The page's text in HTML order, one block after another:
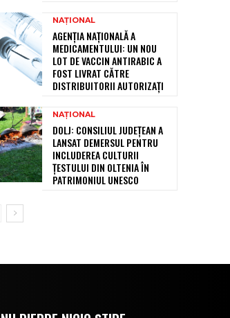
NAȚIONAL
AGENȚIA NAȚIONALĂ A
MEDICAMENTULUI: UN NOU
LOT DE VACCIN ANTIRABIC A
FOST LIVRAT CĂTRE
DISTRIBUITORII AUTORIZAȚI
NAȚIONAL
DOLJ: CONSILIUL JUDEȚEAN A
LANSAT DEMERSUL PENTRU
INCLUDEREA CULTURII
ȚESTULUI DIN OLTENIA ÎN
PATRIMONIUL UNESCO